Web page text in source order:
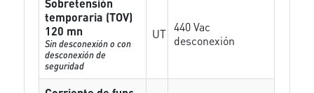
Sobretensión
temporaria (TOV)
120 mn
Sin desconexión o con
desconexión de
seguridad
UT 440 Vac
desconexión